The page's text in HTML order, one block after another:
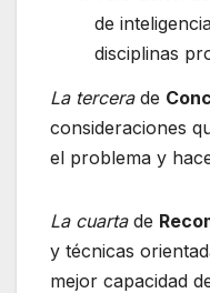
de
disciplinas
La tercerade
consideraciones
el problema y
La cuartade
y técnicas
mejor capacidad